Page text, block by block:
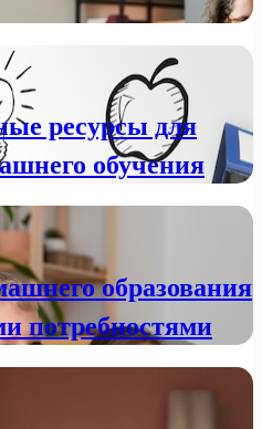
ресурсы для
обучения
образования
потребностями